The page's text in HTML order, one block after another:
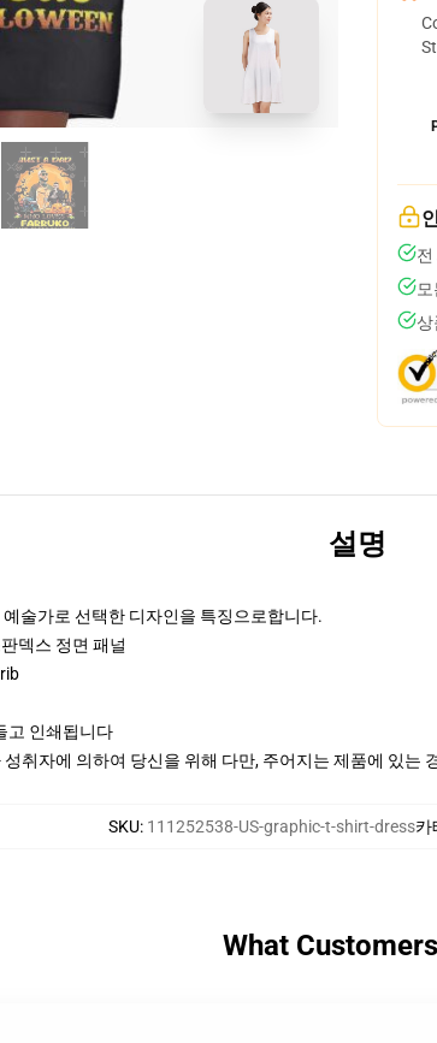
설명
술가로 선택한 디자인을 특징으로합니다.
덱스 정면 패널
고 인쇄됩니다
취자에 의하여 당신을 위해 다만, 주어지는 제품에 있는
SKU: 111252538-US-graphic-t-shirt-dress카
What